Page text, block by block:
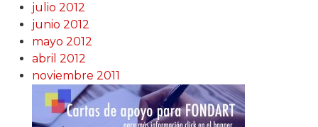
julio 2012
junio 2012
mayo 2012
abril 2012
noviembre 2011